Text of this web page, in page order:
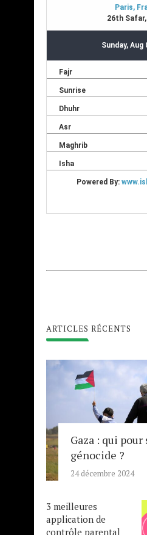
ARTICLES RÉCENTS
Gaza : qui
génocide ?
24 décembre 2024
3 meilleures
application de
contrôle parental